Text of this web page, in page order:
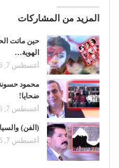
المزيد من المشاركات
حين ماتت
الهوية…
أغسطس 7, 2026
محمود
ضحايا!
أغسطس 7, 2026
(الفن)
أغسطس 7, 2026